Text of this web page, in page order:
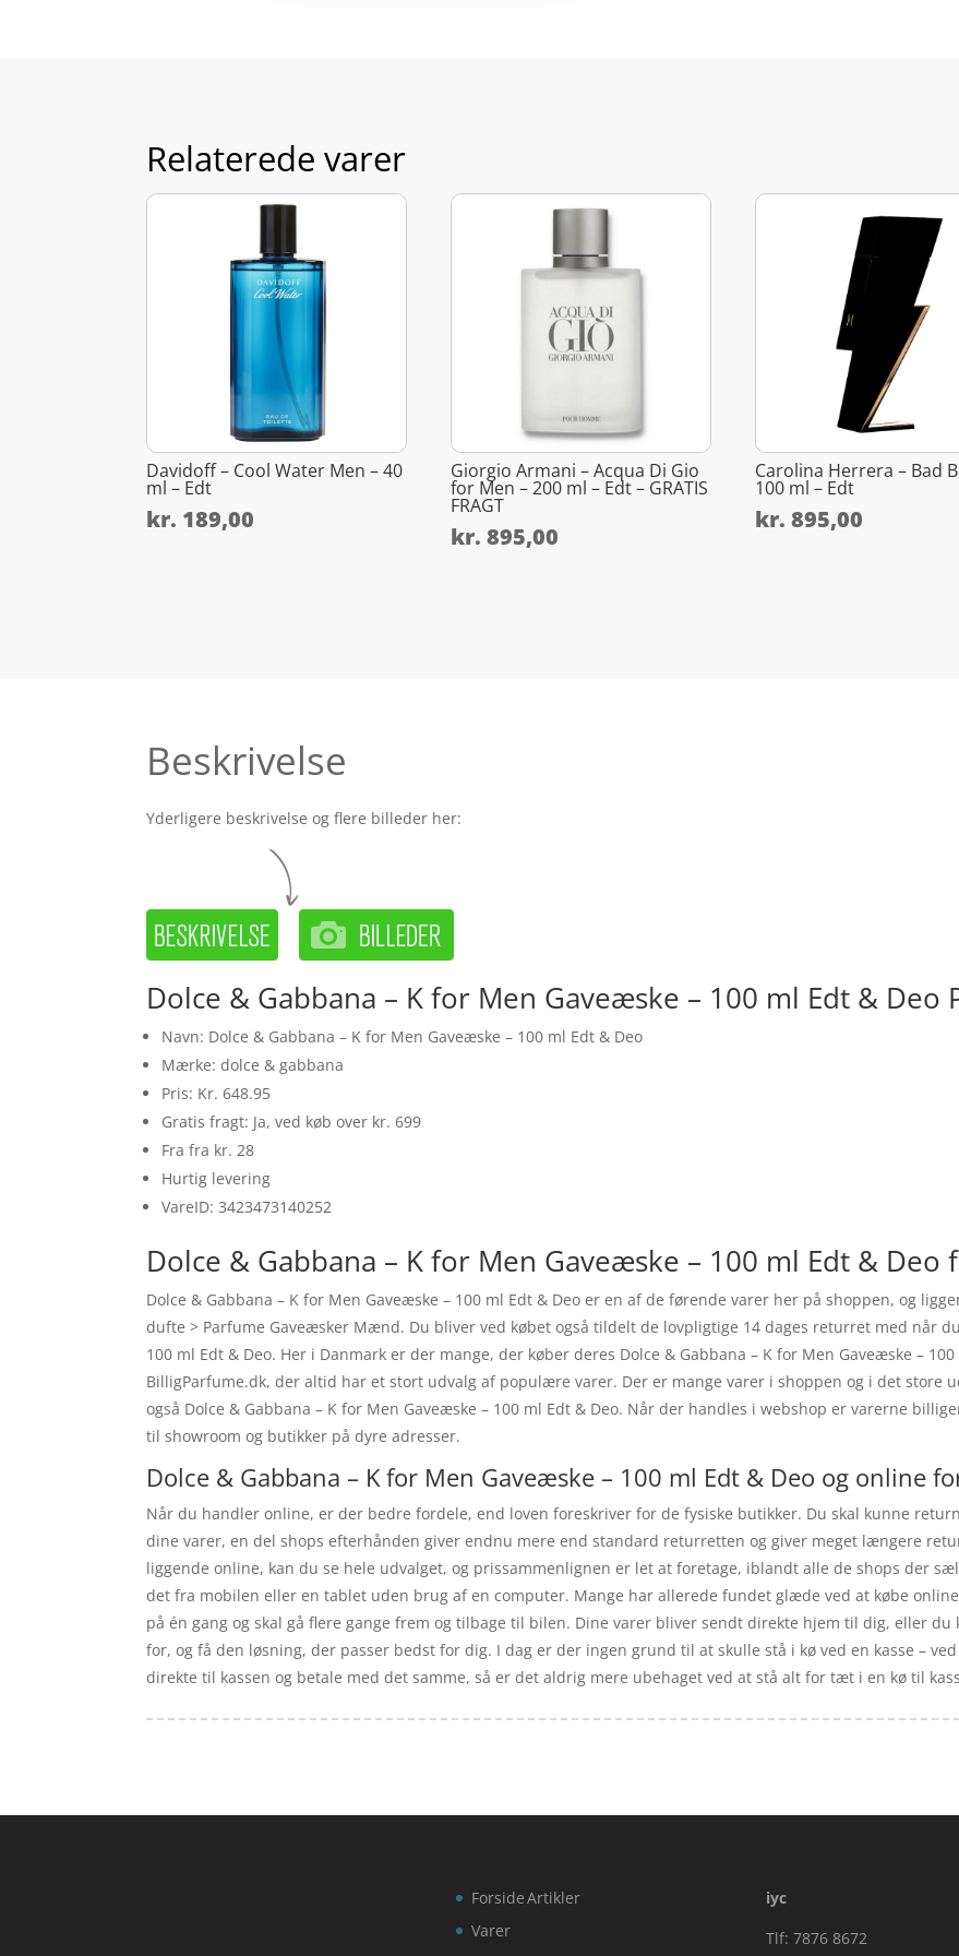
Relaterede varer
Davidoff – Cool Water Men – 40
ml – Edt
kr. 189,00
Giorgio Armani – Acqua Di Gio
for Men – 200 ml – Edt – GRATIS
FRAGT
kr. 895,00
Carolina Herrera – Bad
100 ml – Edt
kr. 895,00
Beskrivelse
Yderligere beskrivelse og flere billeder her:
Dolce & Gabbana – K for Men Gaveæske – 100 ml Edt & Deo
Navn: Dolce & Gabbana – K for Men Gaveæske – 100 ml Edt & Deo
Mærke: dolce & gabbana
Pris: Kr. 648.95
Gratis fragt: Ja, ved køb over kr. 699
Fra fra kr. 28
Hurtig levering
VareID: 3423473140252
Dolce & Gabbana – K for Men Gaveæske – 100 ml Edt & Deo
Dolce & Gabbana – K for Men Gaveæske – 100 ml Edt & Deo er en af de førende varer her på shoppen, og
dufte > Parfume Gaveæsker Mænd. Du bliver ved købet også tildelt de lovpligtige 14 dages returret med når
100 ml Edt & Deo. Her i Danmark er der mange, der køber deres Dolce & Gabbana – K for Men Gaveæske –
BilligParfume.dk, der altid har et stort udvalg af populære varer. Der er mange varer i shoppen og i det store
også Dolce & Gabbana – K for Men Gaveæske – 100 ml Edt & Deo. Når der handles i webshop er varerne
til showroom og butikker på dyre adresser.
Dolce & Gabbana – K for Men Gaveæske – 100 ml Edt & Deo og online
Når du handler online, er der bedre fordele, end loven foreskriver for de fysiske butikker. Du skal kunne
dine varer, en del shops efterhånden giver endnu mere end standard returretten og giver meget længere
liggende online, kan du se hele udvalget, og prissammenlignen er let at foretage, iblandt alle de shops der
det fra mobilen eller en tablet uden brug af en computer. Mange har allerede fundet glæde ved at købe
på én gang og skal gå flere gange frem og tilbage til bilen. Dine varer bliver sendt direkte hjem til dig, eller
for, og få den løsning, der passer bedst for dig. I dag er der ingen grund til at skulle stå i kø ved en kasse –
direkte til kassen og betale med det samme, så er det aldrig mere ubehaget ved at stå alt for tæt i en kø til
Forside
Varer
Artikler
iyc
Tlf: 7876 8672